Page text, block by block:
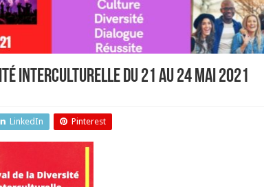
Interculturelle du 21 au 24 mai 2021
LinkedIn Pinterest